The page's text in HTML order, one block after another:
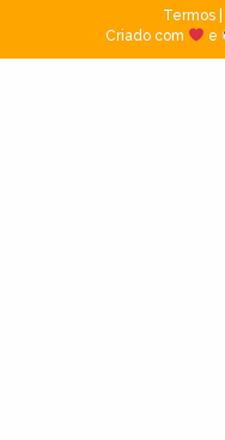
Termos|
Criado com
e